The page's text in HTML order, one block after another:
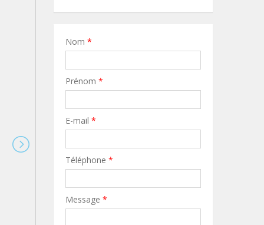
Nom *
Prénom *
E-mail *
Téléphone *
Message *